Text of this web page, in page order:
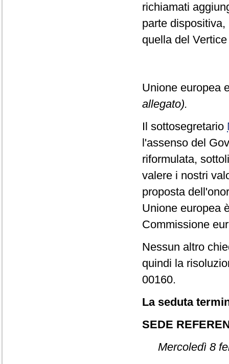
richiamati
parte
quella del
Unione europea
allegato).
Il sottosegretario
l'assenso del
riformulata,
valere i nostri
proposta
Unione europea
Commissione
Nessun altro
quindi la
00160.
La seduta
SEDE
Mercoledì 8